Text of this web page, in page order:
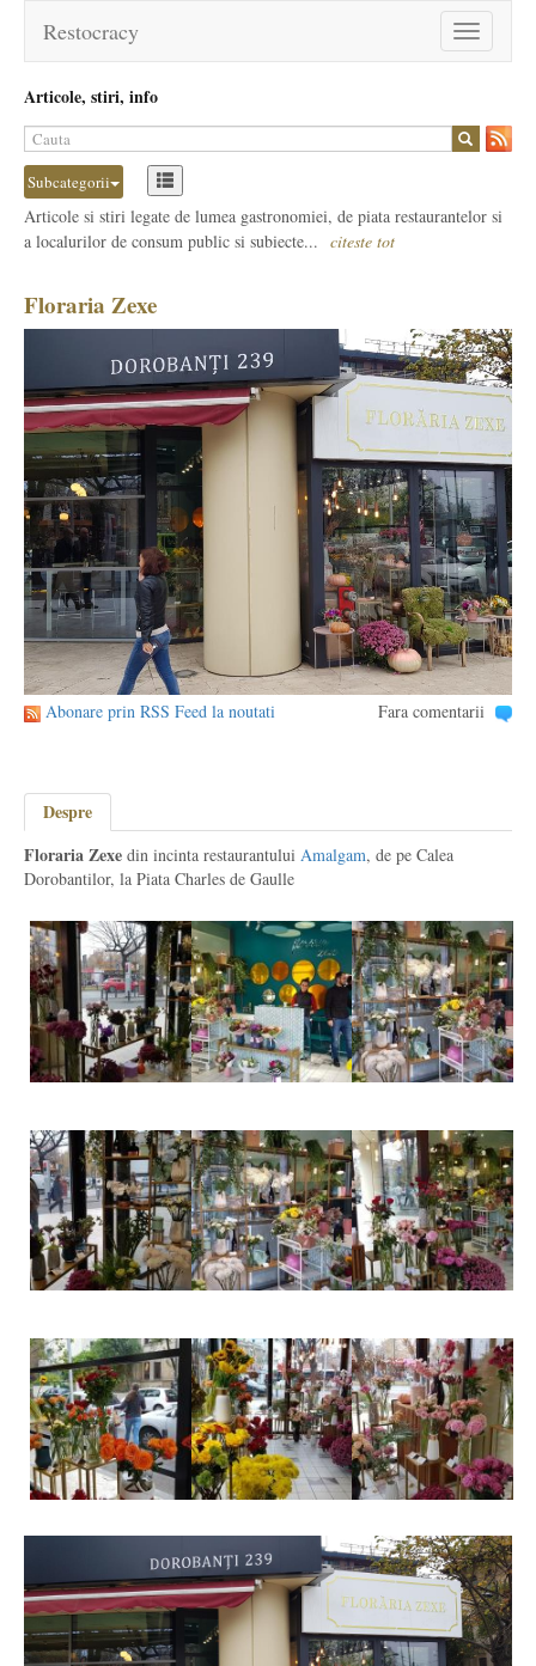
Toggle
navigation
Restocracy
Articole, stiri, info
Subcategorii
Articole si stiri legate de lumea gastronomiei, de piata restaurantelor si
a localurilor de consum public si subiecte... citeste tot
Floraria Zexe
Abonare prin RSS Feed la noutati Fara comentarii
Despre
Floraria Zexe din incinta restaurantului Amalgam, de pe Calea
Dorobantilor, la Piata Charles de Gaulle